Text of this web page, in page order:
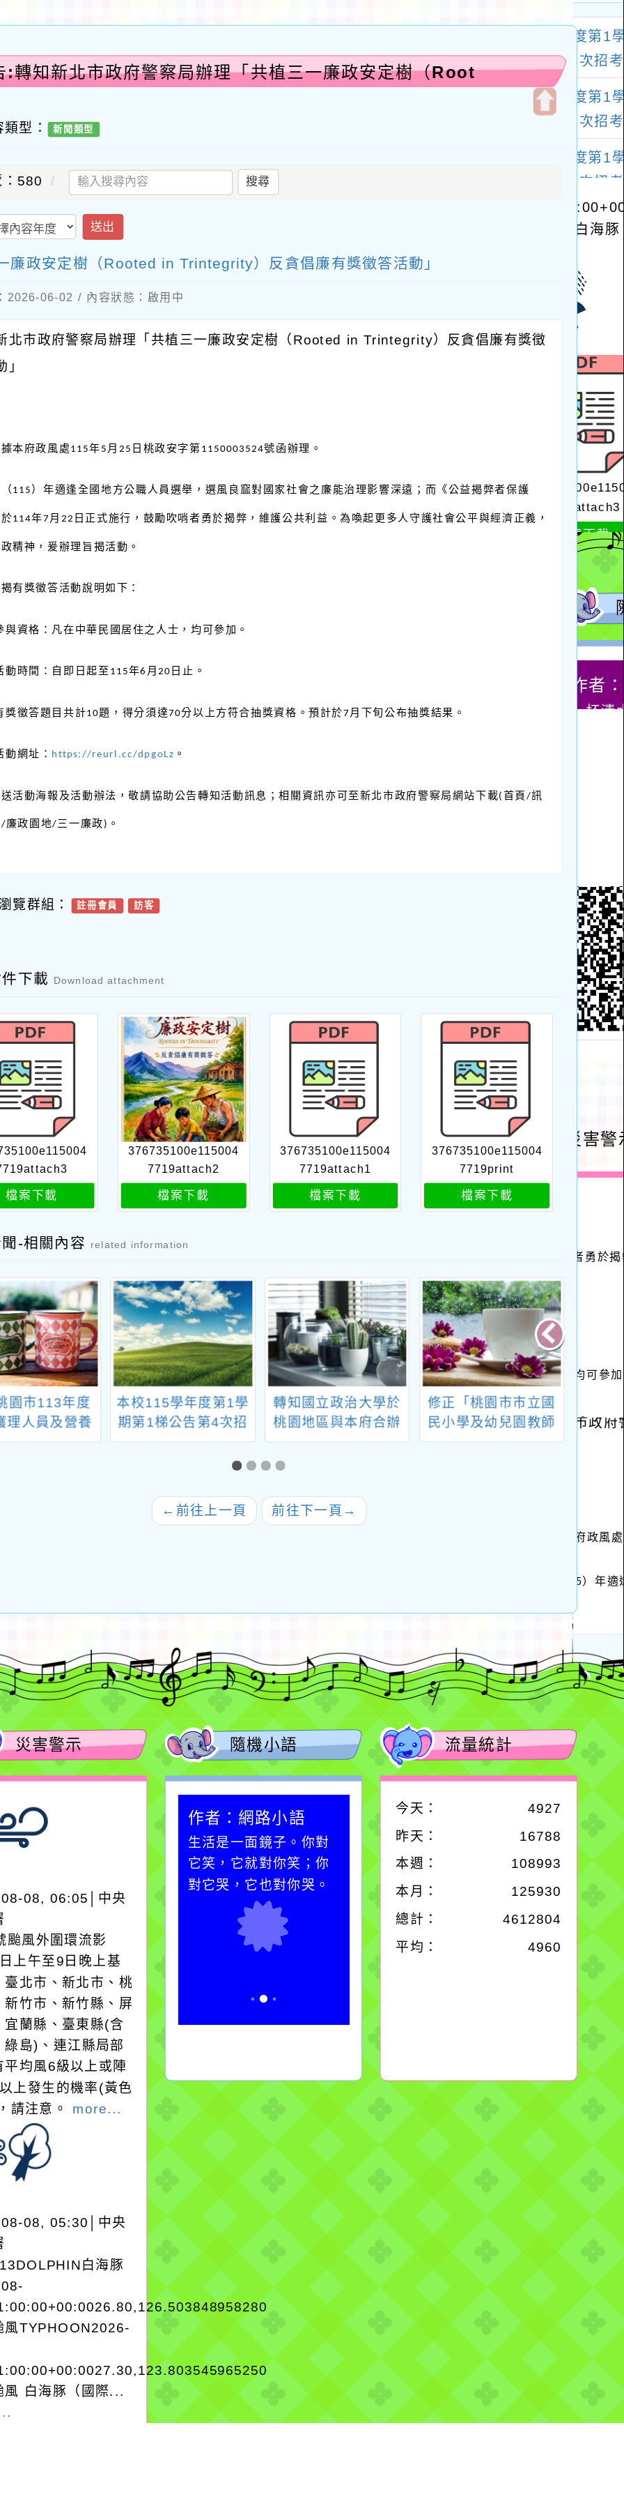
:轉知新北市政府警察局辦理「共植三一廉政安定樹（Root
型： 新聞類型
：580 搜尋
送出
廉政安定樹（Rooted in Trintegrity）反貪倡廉有獎徵答活動」
2026-06-02 / 內容狀態：啟用中
北市政府警察局辦理「共植三一廉政安定樹（Rooted in Trintegrity）反貪倡廉有獎徵
」
本府政風處115年5 月 25 日桃政安字第 1150003524號函辦理。
115）年適逢全國地方公職人員選舉，選風良窳對國家社會之廉能治理影響深遠；而《公益揭弊者保護
114年7 月 22 日正式施行，鼓勵吹哨者勇於揭弊，維護公共利益。為喚起更多人守護社會公平與經濟正義，
精神，爰辦理旨揭活動。
有獎徵答活動說明如下：
與資格：凡在中華民國居住之人士，均可參加。
動時間：自即日起至 115年6 月 20 日止。
獎徵答題目共計10題，得分須達70分以上方符合抽獎資格。預計於7 月下旬公布抽獎結果。
動網址： https://reurl.cc/dpgoLz 。
活動海報及活動辦法，敬請協助公告轉知活動訊息；相關資訊亦可至新北市政府警察局網站下載(首頁/訊
/廉政園地/三一廉政) 。
覽群組： 註冊會員 訪客
下載 Download attachment
檔案下載
376735100e115004
7719attach2
檔案下載
376735100e115004
7719attach1
檔案下載
376735100e115004
7719print
檔案下載
-相關內容 related information
園市113年度
理人員及營養
本校115學年度第1學
期第1梯公告第4次招
轉知國立政治大學於
桃園地區與本府合辦
分專班職場法學導論
修正「桃園市市立國
民小學及幼兒園教師
年度
← 前往上一頁 前往下一頁 →
災害警示
08, 06:05│中央
颱風外圍環流影
上午至9日晚上基
臺北市、新北市、桃
新竹市、新竹縣、屏
宜蘭縣、臺東縣(含
綠島)、連江縣局部
平均風6級以上或陣
上發生的機率(黃色
請注意。 more...
08, 05:30│中央
白海豚
風TYPHOON2026-
風 白海豚（國際...
隨機小語
作者：網路小語
一杯清水因滴入一滴污
在而變清澈。
作者：網路小語
生活是一面鏡子。你對
它笑，它就對你笑；你
對它哭，它也對你哭。
作者：網路小語
在實現理想的路途中，
必須排除一切干擾，特
別是要看清那些美麗的
流量統計
今天： 4927
昨天： 16788
本週：
108993
本月：
125930
總計： 4612804
平均： 4960